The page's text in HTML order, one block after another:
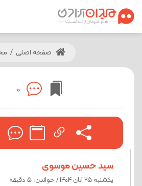
صفحه اصلی /
0
سید حسین موسوی
یکشنبه 25 آبان 1404 / خواندن: 5 دقیقه